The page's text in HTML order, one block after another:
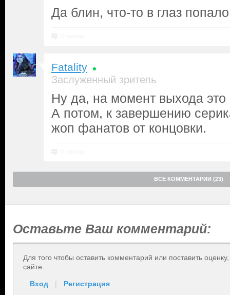
Да блин, что-то в глаз попало
Fatality
Заслуженный зритель
Ну да, на момент выхода
А потом, к завершению
жоп фанатов от концовки.
ВСЕ КОММЕНТАРИИ (23)
Оставьте Ваш комментарий:
Для того чтобы оставить комментарий или поставить
сайте.
Вход | Регистрация